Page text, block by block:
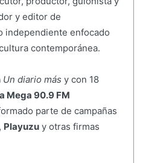
y editor de
independiente enfocado
contemporánea.
Un diario más y con 18
Mega 90.9 FM
parte de campañas
, Playuzuy otras firmas